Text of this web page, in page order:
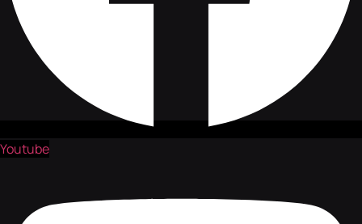
Youtube